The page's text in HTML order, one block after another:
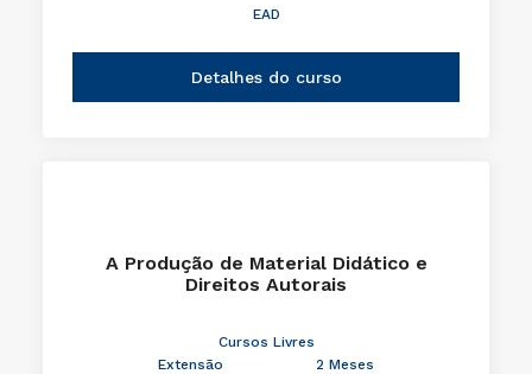
EAD
Detalhes do curso
A Produção de Material Didático e
Direitos Autorais
Cursos Livres
Extensão
2 Meses